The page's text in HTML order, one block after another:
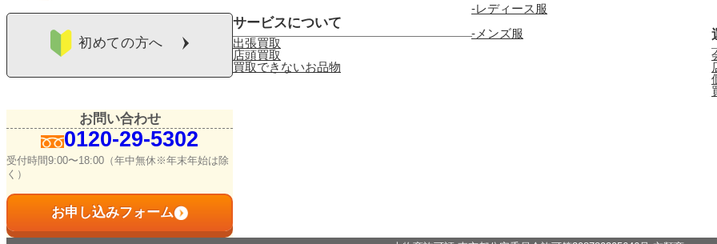
初めての方へ
お問い合わせ
0120-29-5302
受付時間9:00〜18:00（年中無休※年末年始は除
く）
お申し込みフォーム
サービスについて
出張買取
店頭買取
買取できないお品物
レディース服
メンズ服